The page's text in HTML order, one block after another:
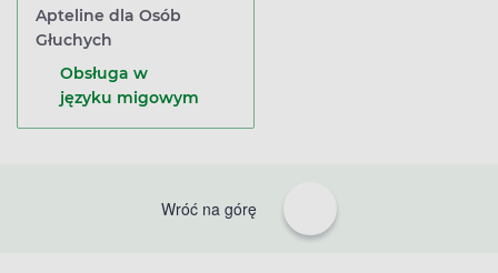
Apteline dla Osób
Głuchych
Obsługa w
języku migowym
Wróć na górę